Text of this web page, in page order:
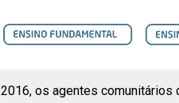
os agentes